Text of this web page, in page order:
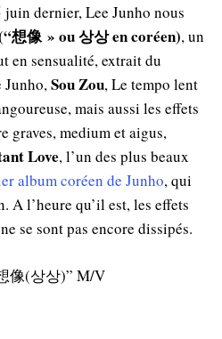
dernier, Lee Junho nous
想像 » ou 상상 en coréen), un
en sensualité, extrait du
Sou Zou, Le tempo lent
mais aussi les effets
graves, medium et aigus,
Love, l’un des plus beaux
album coréen de Junho, qui
A l’heure qu’il est, les effets
se sont pas encore dissipés.